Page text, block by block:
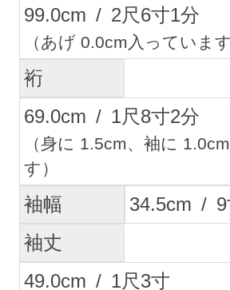
99.0cm / 2尺6寸1分
（あげ 0.0cm入っています
裄
69.0cm / 1尺8寸2分
（身に 1.5cm、袖に
す）
袖幅 34.5cm / 9
袖丈
49.0cm / 1尺3寸